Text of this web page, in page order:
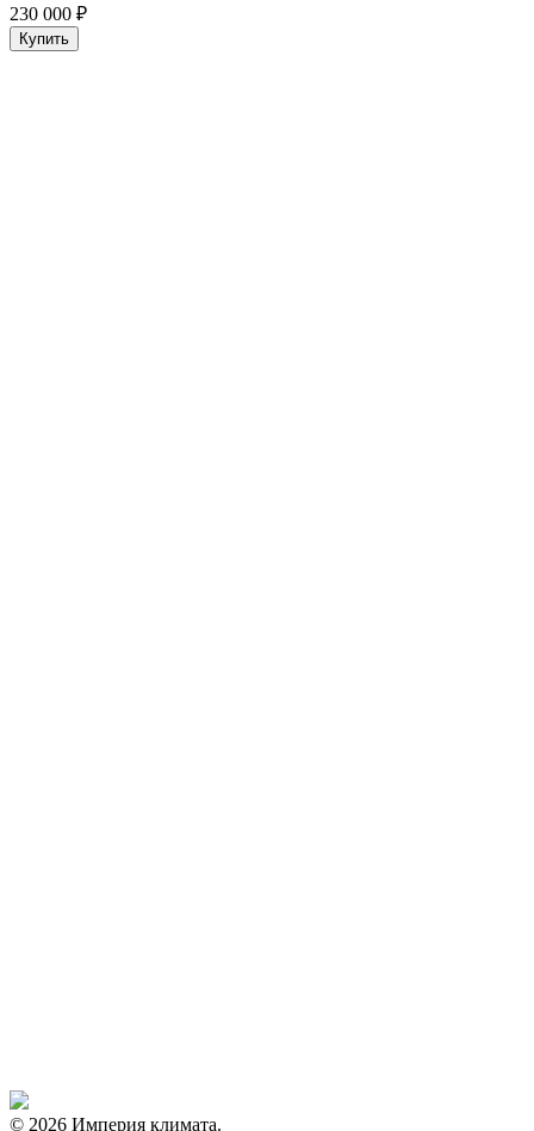
230 000 ₽
Купить
© 2026 Империя климата.